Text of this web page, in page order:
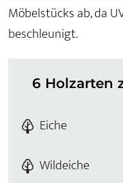
Möbelstücks ab, da
beschleunigt.
6 Holzarten
Eiche
Wildeiche